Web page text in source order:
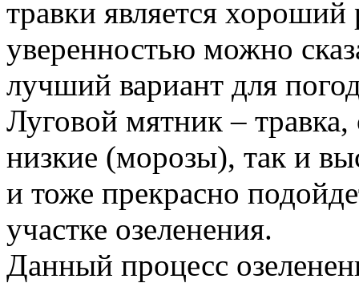
травки является
уверенностью можно
лучший вариант для
Луговой мятник –
низкие (морозы), так и
и тоже прекрасно
участке озеленения.
Данный процесс